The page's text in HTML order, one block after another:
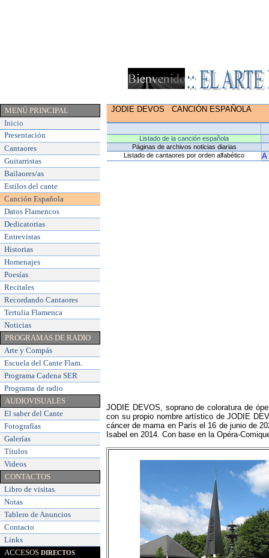
MENÚ PRINCIPAL
Inicio
Presentación
Cantaores
Guitarristas
Bailaores/as
Estilos del cante
Canción Española
Datos Flamencos
Dedicatorias
Entrevistas
Historias
Homenajes
Poesías
Recitales
Recordando Cantaores
Tertulia Flamenca
Noticias
PROGRAMAS DE RADIO
Arte y Compás
Escuela del Cante Flam.
Programa Cadena SER
Programa de radio
AUDIOVISUALES
El saber del Cante
Fotografías
Galerías
Títulos
Videos
CONTACTOS
Libro de visitas
Notas
Tablero de Anuncios
Contacto
Links
ACCESOSDIRECTOS
JODIE DEVOS CANCIÓN ESPAÑOLA
Listado de la canción española
Páginas de archivos noticias diarias
Listado de cantaores por orden alfabético
A
JODIE DEVOS, soprano de coloratura de
con su propio nombre artístico de JODIE
cáncer de mama en París el 16 de junio de
Isabel en 2014. Con base en la Opéra-